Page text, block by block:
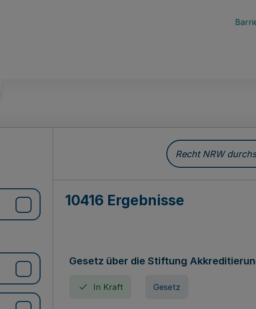
Recht NRW
10416 Ergebnisse
Gesetz über die Stiftung
In Kraft Gesetz